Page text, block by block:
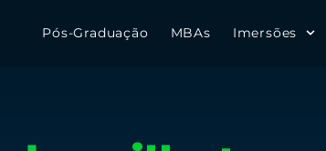
Pós-Graduação MBAs Imersões